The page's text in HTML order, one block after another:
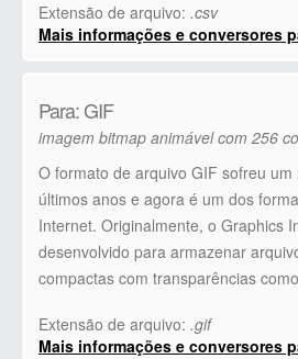
Extensão de arquivo: .csv
Mais informações e conversores
Para: GIF
imagem bitmap animável com 256
O formato de arquivo GIF sofreu
últimos anos e agora é um dos
Internet. Originalmente, o Graphics
desenvolvido para armazenar
compactas com transparências
Extensão de arquivo: .gif
Mais informações e conversores